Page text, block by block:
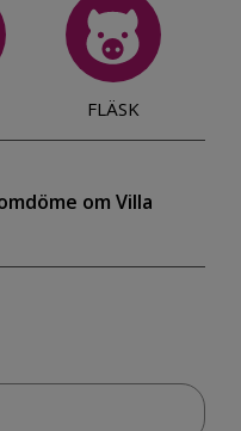
FLÄSK
om Villa